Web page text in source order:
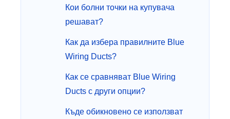
Кои болни точки на купувача
решават?
Как да избера правилните Blue
Wiring Ducts?
Как се сравняват Blue Wiring
Ducts с други опции?
Къде обикновено се използват